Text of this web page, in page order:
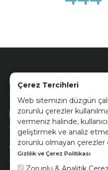
Çerez Tercihleri
Web sitemizin düzgün
zorunlu çerezler
vermeniz halinde,
geliştirmek ve analiz
zorunlu olmayan çerezler
Gizlilik ve Çerez Politikası
Kurumsal
Müşteri Hizmetleri
Ödeme